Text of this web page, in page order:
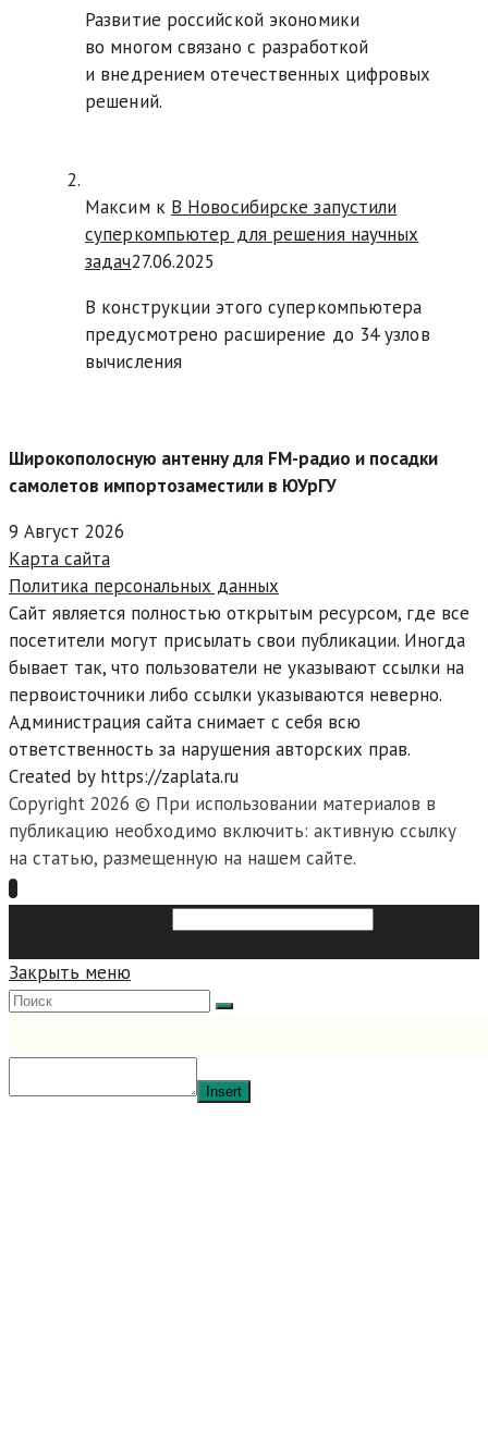
Развитие российской экономики
во многом связано с разработкой
и внедрением отечественных цифровых
решений.
Максим к В Новосибирске запустили
суперкомпьютер для решения научных
задач27.06.2025
В конструкции этого суперкомпьютера
предусмотрено расширение до 34 узлов
вычисления
Широкополосную антенну для FM-радио и посадки
самолетов импортозаместили в ЮУрГУ
9 Август 2026
Карта сайта
Политика персональных данных
Сайт является полностью открытым ресурсом, где все
посетители могут присылать свои публикации. Иногда
бывает так, что пользователи не указывают ссылки на
первоисточники либо ссылки указываются неверно.
Администрация сайта снимает с себя всю
ответственность за нарушения авторских прав.
Created by https://zaplata.ru
Copyright 2026 © При использовании материалов в
публикацию необходимо включить: активную ссылку
на статью, размещенную на нашем сайте.
Закрыть меню
Insert